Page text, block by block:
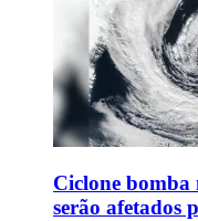
Ciclone bomba
serão afetados